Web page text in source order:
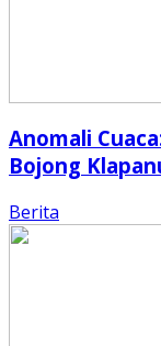
Anomali
Bojong
Berita